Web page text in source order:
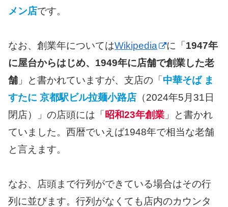
メン店です。
なお、創業年についてはWikipedia に「1947年
に屋台からはじめ、1949年に店舗で創業した老
舗 」と書かれていますが、支店の「中華そば ま
すたに 京都駅ビル拉麺小路店 （2024年5月31日
閉店）」の店頭には「昭和23年創業 」と書かれ
ていました。西暦でいえば1948年で相当な老舗
と言えます。
なお、店頭まで行列ができている場合はその行
列に並びます。行列がなくても店内のカウンタ